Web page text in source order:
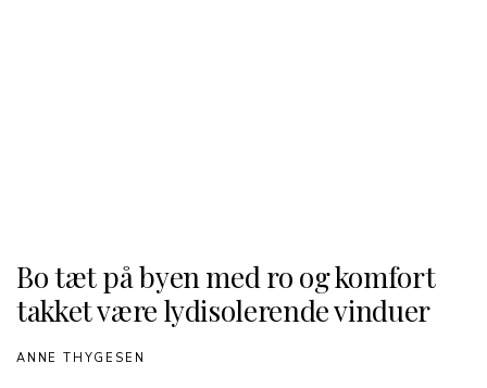
Bo tæt på byen med ro og komfort
takket være lydisolerende vinduer
ANNE THYGESEN